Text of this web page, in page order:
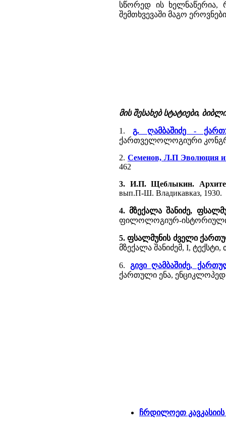
სწორედ ის ხელნაწერია,
შემთხვევაში მაგო
მის შესახებ სტატიები,
1.გ. ღამბაშიძე -
ქართველოლოგიური
2. Семенов, Л.П Эволюция
462
3. И.П. Щеблыкин.
вып.П-Ш. Владикавказ, 1930.
4. მზექალა შანიძე,
ფილოლოგიურ-ისტორიული
5. ფსალმუნის ძველი
მზექალა შანიძემ, I, ტექსტი,
6. გივი ღამბაშიძე,
ქართული ენა,
ჩრდილოეთ